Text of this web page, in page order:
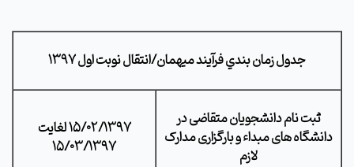
جدول زمان بندي فرآيند ميهمان/انتقال نوبت اول 1397
ثبت نام دانشجویان متقاضی در
دانشگاه های مبداء و بارگزاری مدارک
لازم
15/02/1397 لغايت
15/03/1397